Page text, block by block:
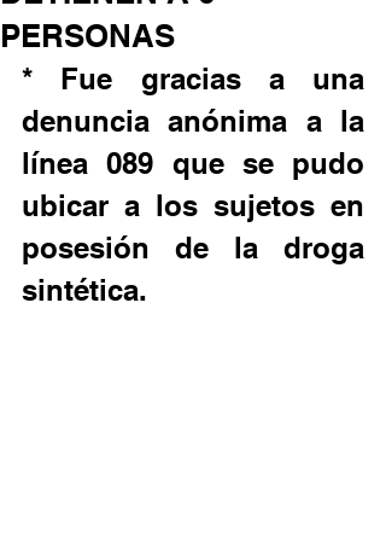
PERSONAS
* Fue gracias a una
denuncia anónima a la
línea 089 que se pudo
ubicar a los sujetos en
posesión de la droga
sintética.